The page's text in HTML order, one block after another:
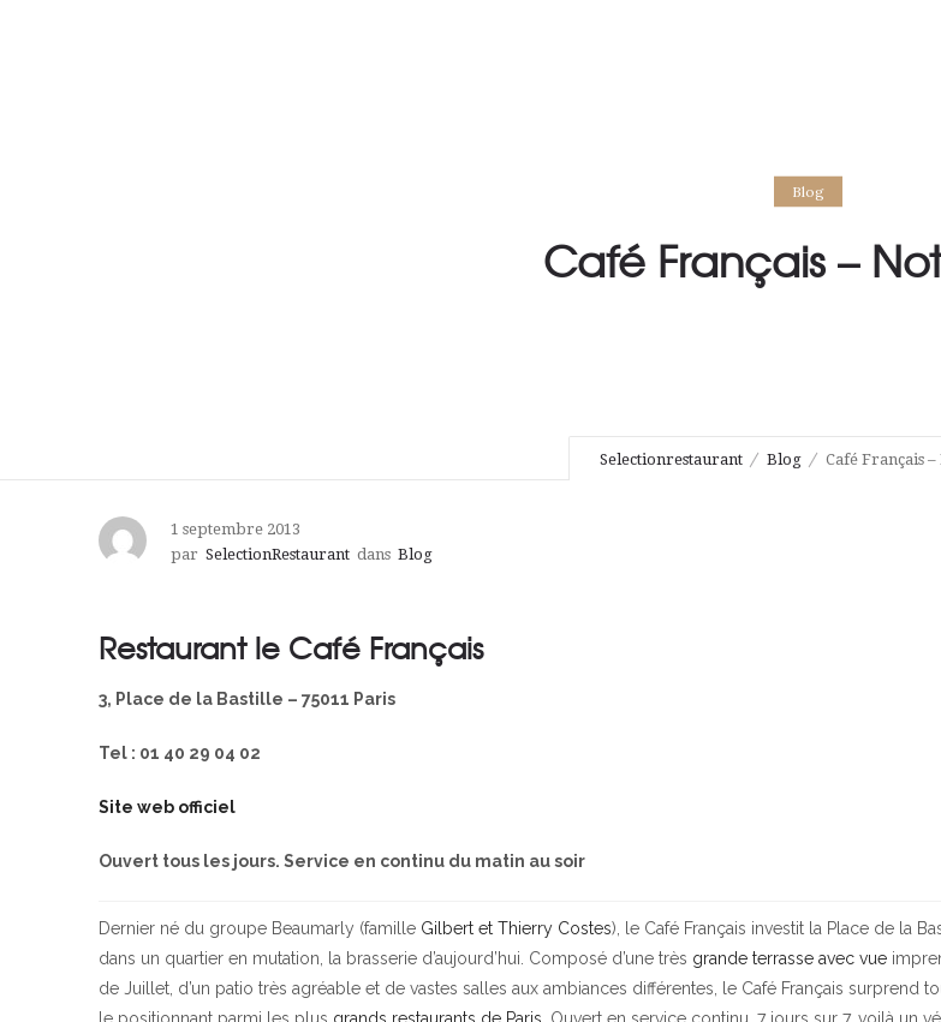
Blog
Café Français –
Selectionrestaurant Blog Café Français
1 septembre 2013
par SelectionRestaurant dans Blog
Restaurant le Café Français
3, Place de la Bastille – 75011 Paris
Tel : 01 40 29 04 02
Site web officiel
Ouvert tous les jours. Service en continu du matin au soir
Dernier né du groupe Beaumarly (famille Gilbert et Thierry Costes), le Café Français investit la Place de la
dans un quartier en mutation, la brasserie d’aujourd’hui. Composé d’une très grande terrasse avec vue
de Juillet, d’un patio très agréable et de vastes salles aux ambiances différentes, le Café Français surprend